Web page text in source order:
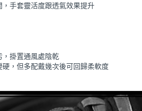
手套靈活度跟透氣效果提升
，掛置通風處陰乾
硬，但多配戴幾次後可回歸柔軟度